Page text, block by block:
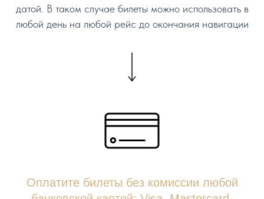
датой. В таком случае билеты можно использовать в
любой день на любой рейс до окончания навигации
Оплатите билеты без комиссии любой